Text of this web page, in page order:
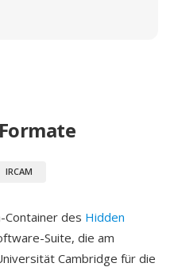
IRCAM
des Hidden
Suite, die am
Cambridge für die